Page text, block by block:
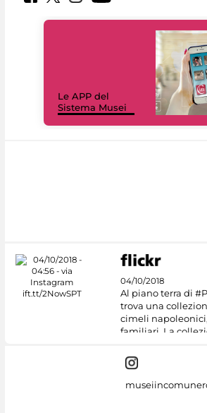
Le APP del
Sistema Musei
04/10/2018
Al piano terra di
trova una
cimeli
familiari. La